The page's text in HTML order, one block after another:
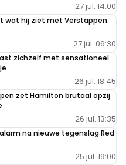
27 jul. 14:00
wat hij ziet met Verstappen:
27 jul. 06:30
zichzelf met sensationeel
26 jul. 18:45
zet Hamilton brutaal opzij
26 jul. 13:35
na nieuwe tegenslag Red
25 jul. 19:00